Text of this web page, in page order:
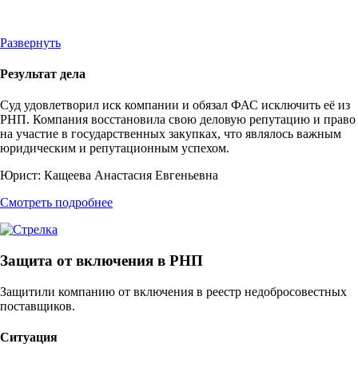
Развернуть
Результат дела
Суд удовлетворил иск компании и обязал ФАС исключить её из
РНП. Компания восстановила свою деловую репутацию и право
на участие в государственных закупках, что являлось важным
юридическим и репутационным успехом.
Юрист: Кащеева Анастасия Евгеньевна
Смотреть подробнее
Защита от включения в РНП
Защитили компанию от включения в реестр недобросовестных
поставщиков.
Ситуация